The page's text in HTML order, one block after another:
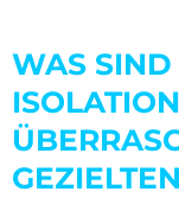
WAS SIND